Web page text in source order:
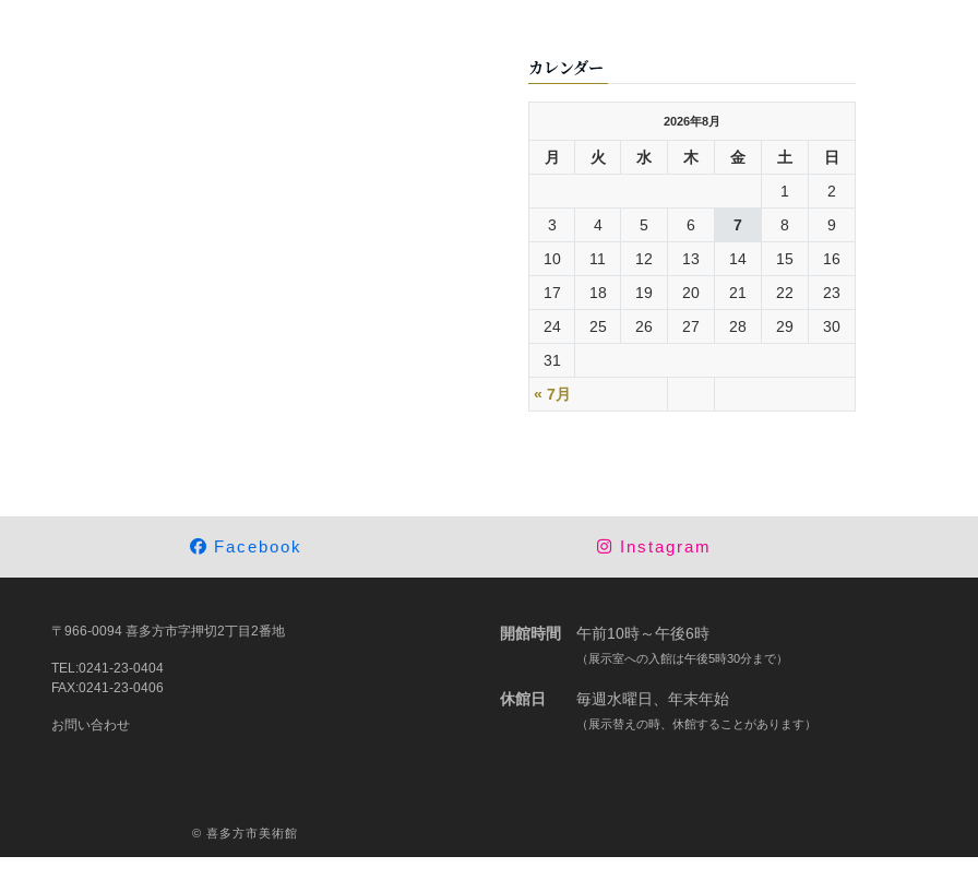
カレンダー
2026年8月
月 火 水 木 金 土 日
« 7月
1
2
3
4 5 6 7 8
9
10
11 12 13 14 15
16
17
18 19 20 21 22
23
24
25 26 27 28 29
30
31
Facebook Instagram
〒966-0094 喜多方市字押切2丁目2番地
TEL:0241-23-0404
FAX:0241-23-0406
お問い合わせ
開館時間 午前10時～午後6時
（展示室への入館は午後5時30分まで）
休館日 毎週水曜日、年末年始
（展示替えの時、休館することがあります）
© 喜多方市美術館